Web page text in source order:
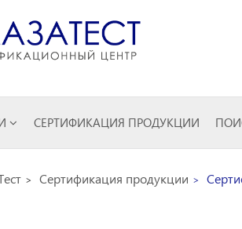
СЕРТИФИКАЦИЯ ПРОДУКЦИИ
Сертификация продукции